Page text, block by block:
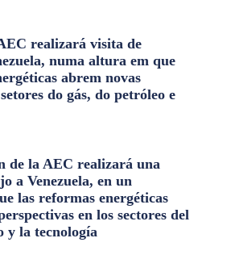
realizará visita de
numa altura em que
abrem novas
do gás, do petróleo e
de la AEC realizará una
a Venezuela, en un
las reformas energéticas
en los sectores del
y la tecnología